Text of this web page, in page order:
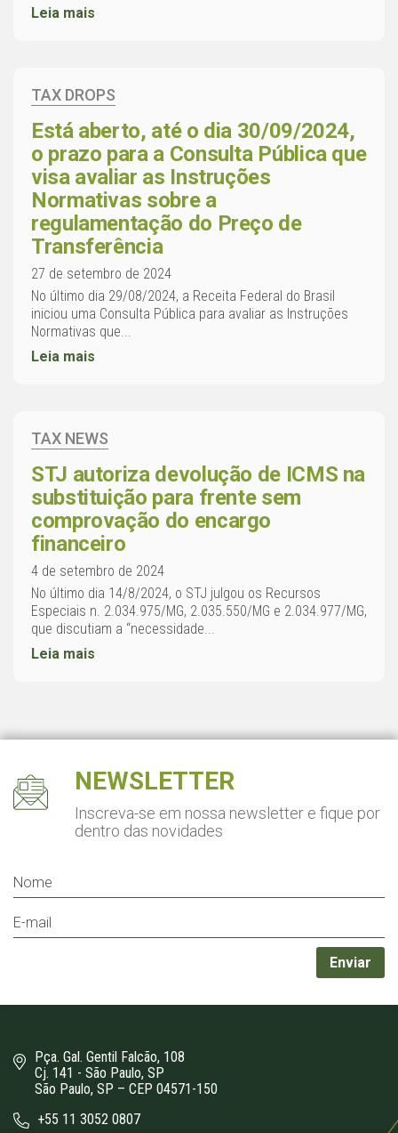
Leia mais
TAX DROPS
Está aberto, até o dia 30/09/2024,
o prazo para a Consulta Pública que
visa avaliar as Instruções
Normativas sobre a
regulamentação do Preço de
Transferência
27 de setembro de 2024
No último dia 29/08/2024, a Receita Federal do Brasil
iniciou uma Consulta Pública para avaliar as Instruções
Normativas que...
Leia mais
TAX NEWS
STJ autoriza devolução de ICMS na
substituição para frente sem
comprovação do encargo
financeiro
4 de setembro de 2024
No último dia 14/8/2024, o STJ julgou os Recursos
Especiais n. 2.034.975/MG, 2.035.550/MG e 2.034.977/MG,
que discutiam a “necessidade...
Leia mais
NEWSLETTER
Inscreva-se em nossa newsletter e fique por
dentro das novidades
Pça. Gal. Gentil Falcão, 108
Cj. 141 - São Paulo, SP
São Paulo, SP – CEP 04571-150
+55 11 3052 0807